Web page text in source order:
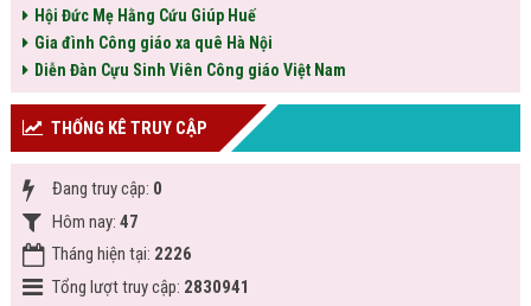
Hội Đức Mẹ Hằng Cứu Giúp Huế
Gia đình Công giáo xa quê Hà Nội
Diễn Đàn Cựu Sinh Viên Công giáo Việt Nam
THỐNG KÊ TRUY CẬP
Đang truy cập: 0
Hôm nay: 47
Tháng hiện tại: 2226
Tổng lượt truy cập: 2830941